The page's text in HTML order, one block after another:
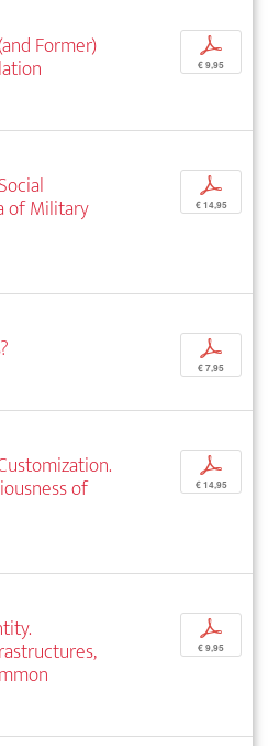
Former)
p
€ 9,95
of Military
p
€ 14,95
p
€ 7,95
of
p
€ 14,95
p
€ 9,95